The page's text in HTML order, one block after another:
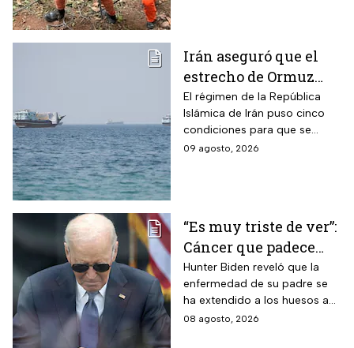
Irán aseguró que el
estrecho de Ormuz
seguirá bloqueado
hasta que EUA acepte
“sus condiciones”
El régimen de la República
Islámica de Irán puso cinco
condiciones para que se
reabra el estrecho de Ormuz
09 agosto, 2026
“Es muy triste de ver”:
Cáncer que padece
Joe Biden se propaga
y causa metástasis
Hunter Biden reveló que la
enfermedad de su padre se
ha extendido a los huesos a
pesar del tratamiento.
08 agosto, 2026